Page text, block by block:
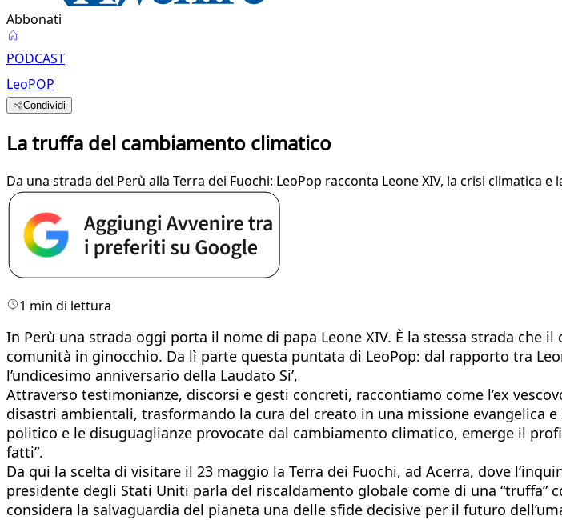
Abbonati
PODCAST
LeoPOP
Condividi
La truffa del cambiamento climatico
Da una strada del Perù alla Terra dei Fuochi: LeoPop racconta Leone XIV, la crisi climatica e
1 min di lettura
In Perù una strada oggi porta il nome di papa Leone XIV. È la stessa strada che
comunità in ginocchio. Da lì parte questa puntata di LeoPop: dal rapporto tra
l’undicesimo anniversario della Laudato Si’,
Attraverso testimonianze, discorsi e gesti concreti, raccontiamo come l’ex
disastri ambientali, trasformando la cura del creato in una missione evangelica
politico e le disuguaglianze provocate dal cambiamento climatico, emerge il
fatti”.
Da qui la scelta di visitare il 23 maggio la Terra dei Fuochi, ad Acerra, dove
presidente degli Stati Uniti parla del riscaldamento globale come di una
considera la salvaguardia del pianeta una delle sfide decisive per il futuro